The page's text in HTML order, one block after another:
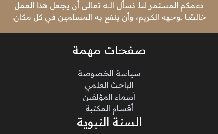
دعمكم المستمر لنا. نسأل الله تعالى أن يجعل هذا العمل
خالصًا لوجهه الكريم، وأن ينفع به المسلمين في كل مكان.
صفحات مهمة
سياسة الخصوصة
الباحث العلمي
أسماء المؤلفين
أقسام المكتبة
السنة النبوية